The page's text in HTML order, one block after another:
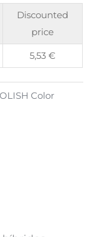
Discounted
price
5,53€
Color